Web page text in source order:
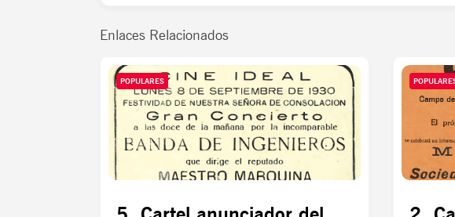
Enlaces Relacionados
POPULARES